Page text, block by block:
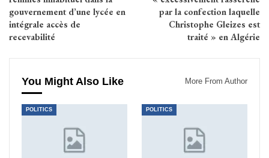
gouvernement d’une lycée en
intégrale accès de
recevabilité
par la confection laquelle
Christophe Gleizes est
traité » en Algérie
You Might Also Like More From Author
POLITICS POLITICS